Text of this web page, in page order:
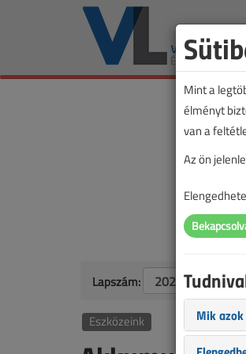
Lapszám:
Eszközeink
Mint a
élményt
van a
Az ön
Mik